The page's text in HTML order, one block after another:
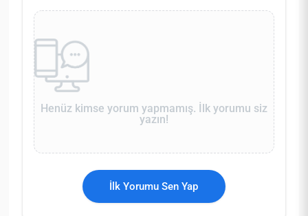
Henüz kimse yorum yapmamış. İlk yorumu siz
yazın!
İlk Yorumu Sen Yap